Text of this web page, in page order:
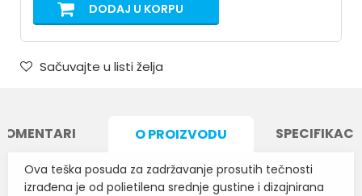
DODAJ U KORPU
Sačuvajte u listi želja
O PROIZVODU
Ova teška posuda za zadržavanje prosutih tečnosti
izrađena je od polietilena srednje gustine i dizajnirana